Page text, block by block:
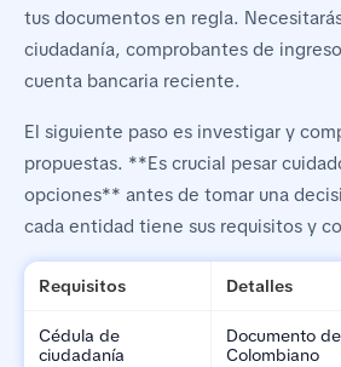
tus documentos en regla.
ciudadanía, comprobantes de
cuenta bancaria reciente.
El siguiente paso es investigar y
propuestas. **Es crucial pesar
opciones** antes de tomar una
cada entidad tiene sus requisitos y
Requisitos Detalles
Cédula de
ciudadanía
Documento
Colombiano